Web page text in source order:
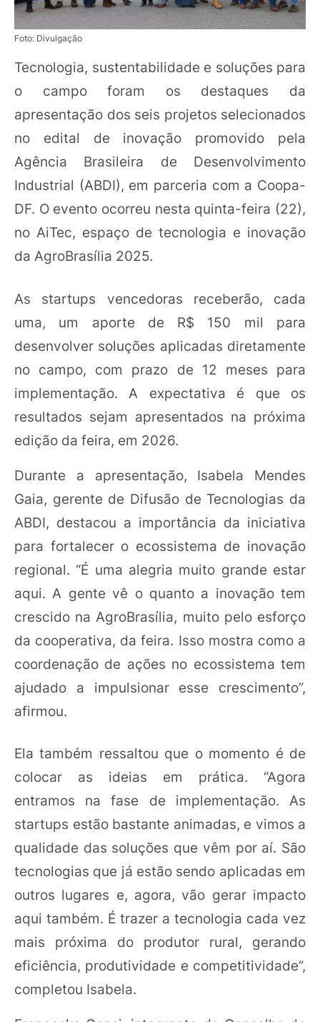
Foto: Divulgação
Tecnologia, sustentabilidade e soluções para
o campo foram os destaques da
apresentação dos seis projetos selecionados
no edital de inovação promovido pela
Agência Brasileira de Desenvolvimento
Industrial (ABDI), em parceria com a Coopa-
DF. O evento ocorreu nesta quinta-feira (22),
no AiTec, espaço de tecnologia e inovação
da AgroBrasília 2025.
As startups vencedoras receberão, cada
uma, um aporte de R$ 150 mil para
desenvolver soluções aplicadas diretamente
no campo, com prazo de 12 meses para
implementação. A expectativa é que os
resultados sejam apresentados na próxima
edição da feira, em 2026.
Durante a apresentação, Isabela Mendes
Gaia, gerente de Difusão de Tecnologias da
ABDI, destacou a importância da iniciativa
para fortalecer o ecossistema de inovação
regional. “É uma alegria muito grande estar
aqui. A gente vê o quanto a inovação tem
crescido na AgroBrasília, muito pelo esforço
da cooperativa, da feira. Isso mostra como a
coordenação de ações no ecossistema tem
ajudado a impulsionar esse crescimento”,
afirmou.
Ela também ressaltou que o momento é de
colocar as ideias em prática. “Agora
entramos na fase de implementação. As
startups estão bastante animadas, e vimos a
qualidade das soluções que vêm por aí. São
tecnologias que já estão sendo aplicadas em
outros lugares e, agora, vão gerar impacto
aqui também. É trazer a tecnologia cada vez
mais próxima do produtor rural, gerando
eficiência, produtividade e competitividade”,
completou Isabela.